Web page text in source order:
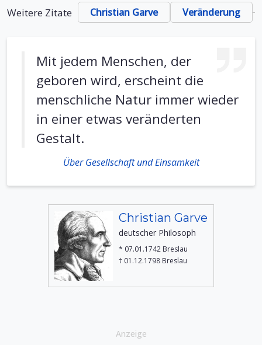
Weitere Zitate Christian Garve Veränderung
Mit jedem Menschen, der
geboren wird, erscheint die
menschliche Natur immer wieder
in einer etwas veränderten
Gestalt.
Über Gesellschaft und Einsamkeit
Christian Garve
deutscher Philosoph
* 07.01.1742 Breslau
† 01.12.1798 Breslau
Anzeige